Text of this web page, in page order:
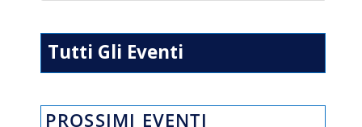
Tutti Gli Eventi
PROSSIMI EVENTI